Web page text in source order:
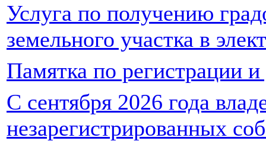
Услуга по получению
земельного участка в
Памятка по регистрации
С сентября 2026 года
незарегистрированных